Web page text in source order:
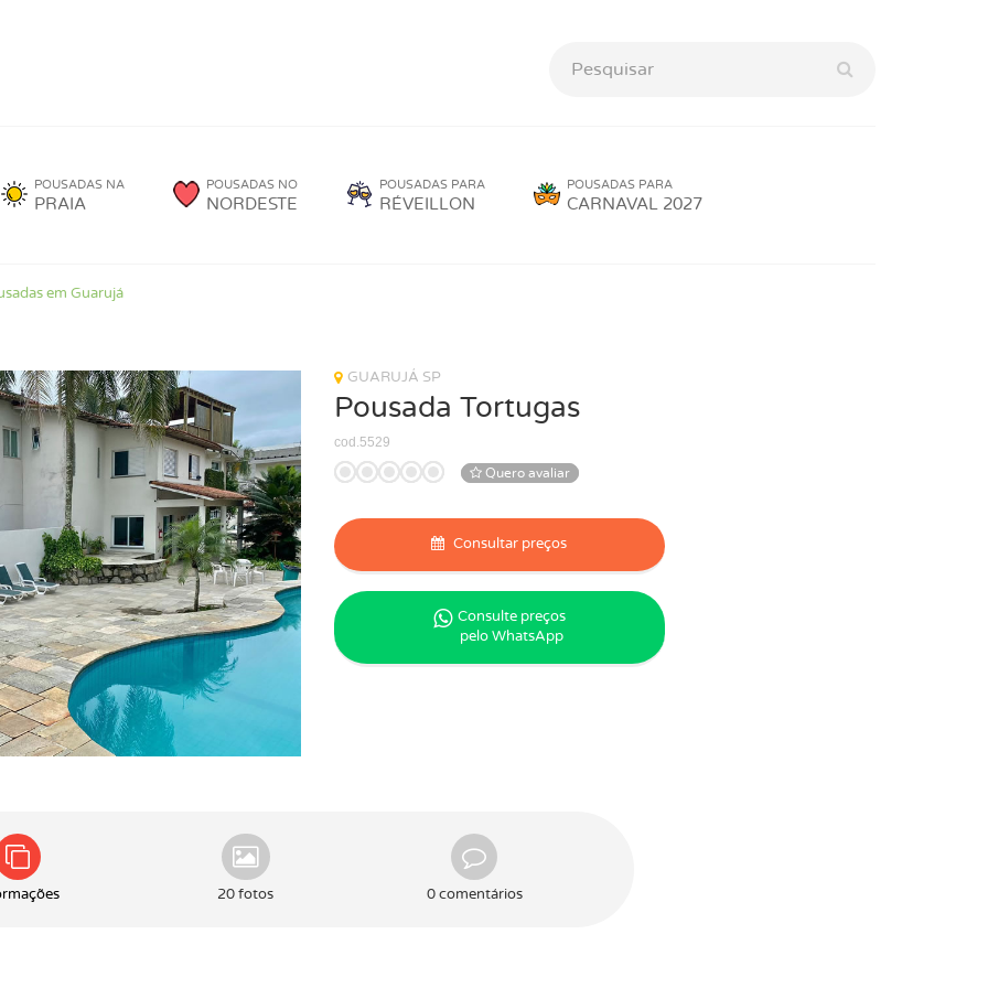
POUSADAS NA
PRAIA
POUSADAS NO
NORDESTE
POUSADAS PARA
RÉVEILLON
POUSADAS PARA
CARNAVAL 2027
em Guarujá
Pousada Tortugas
cod.5529
GUARUJÁ SP
Quero avaliar
Consultar preços
Consulte preços
pelo WhatsApp
20 fotos 0 comentários